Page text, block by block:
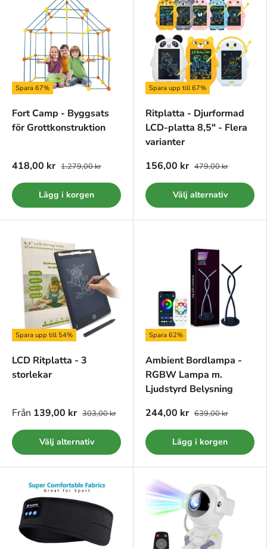
Spara 67%
Fort Camp - Byggsats
för Grottkonstruktion
418,00 kr 1.279,00 kr
Lägg i korgen
Spara upp till 67%
Ritplatta - Djurformad
LCD-platta 8,5" - Flera
varianter
156,00 kr 479,00 kr
Välj alternativ
Spara upp till 54%
LCD Ritplatta - 3
storlekar
Från 139,00 kr 303,00 kr
Välj alternativ
Spara 62%
Ambient Bordlampa -
RGBW Lampa m.
Ljudstyrd Belysning
244,00 kr 639,00 kr
Lägg i korgen